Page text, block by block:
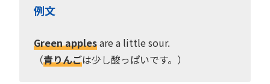
例文
Green applesare a little sour.
（青りんごは少し酸っぱいです。）